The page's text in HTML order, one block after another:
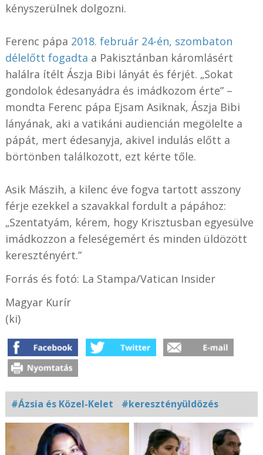
kényszerülnek dolgozni.
Ferenc pápa 2018. február 24-én, szombaton
délelőtt fogadta a Pakisztánban káromlásért
halálra ítélt Ászja Bibi lányát és férjét. „Sokat
gondolok édesanyádra és imádkozom érte” –
mondta Ferenc pápa Ejsam Asiknak, Ászja Bibi
lányának, aki a vatikáni audiencián megölelte a
pápát, mert édesanyja, akivel indulás előtt a
börtönben találkozott, ezt kérte tőle.
Asik Mászih, a kilenc éve fogva tartott asszony
férje ezekkel a szavakkal fordult a pápához:
„Szentatyám, kérem, hogy Krisztusban egyesülve
imádkozzon a feleségemért és minden üldözött
keresztényért.”
Forrás és fotó: La Stampa/Vatican Insider
Magyar Kurír
(ki)
#Ázsia és Közel-Kelet #keresztényüldözés
Kapcsolódó
fotógaléria